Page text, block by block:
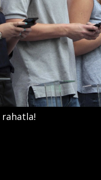
rahatla!